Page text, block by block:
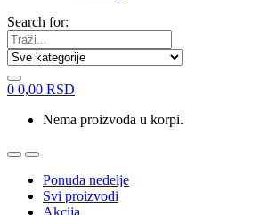
Search for:
0 0,00 RSD
Nema proizvoda u korpi.
Ponuda nedelje
Svi proizvodi
Akcija